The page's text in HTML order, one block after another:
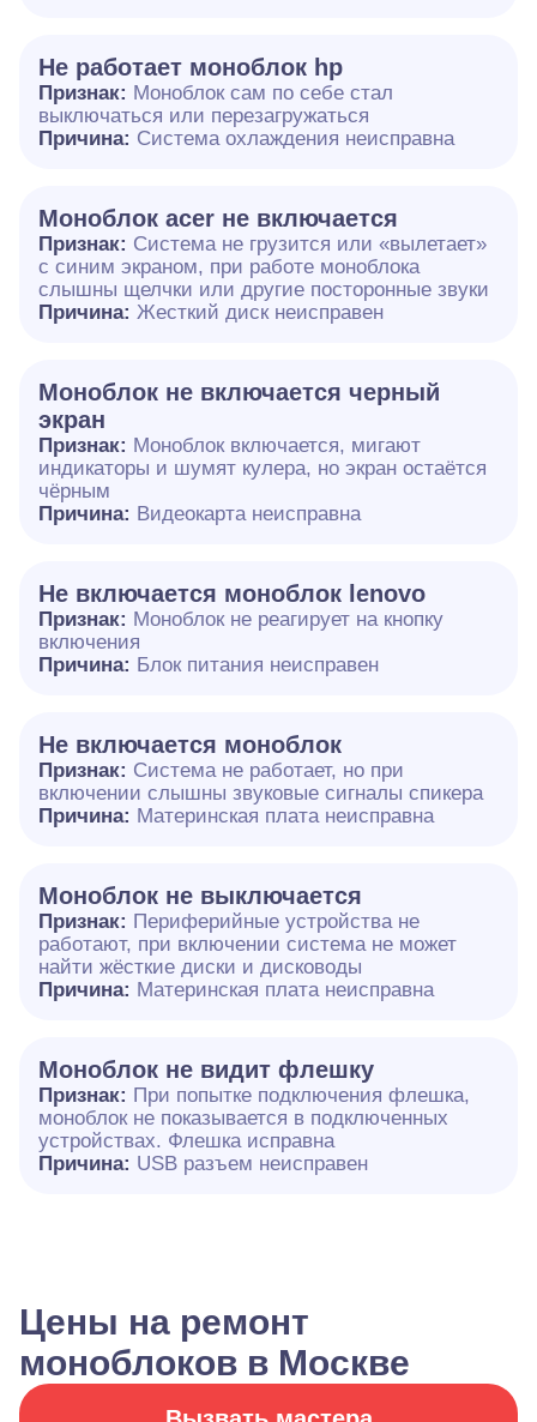
Не работает моноблок hp
Признак: Моноблок сам по себе стал
выключаться или перезагружаться
Причина: Система охлаждения неисправна
Моноблок acer не включается
Признак: Система не грузится или «вылетает»
с синим экраном, при работе моноблока
слышны щелчки или другие посторонные звуки
Причина: Жесткий диск неисправен
Моноблок не включается черный
экран
Признак: Моноблок включается, мигают
индикаторы и шумят кулера, но экран остаётся
чёрным
Причина: Видеокарта неисправна
Не включается моноблок lenovo
Признак: Моноблок не реагирует на кнопку
включения
Причина: Блок питания неисправен
Не включается моноблок
Признак: Система не работает, но при
включении слышны звуковые сигналы спикера
Причина: Материнская плата неисправна
Моноблок не выключается
Признак: Периферийные устройства не
работают, при включении система не может
найти жёсткие диски и дисководы
Причина: Материнская плата неисправна
Моноблок не видит флешку
Признак: При попытке подключения флешка,
моноблок не показывается в подключенных
устройствах. Флешка исправна
Причина: USB разъем неисправен
Цены на ремонт
моноблоков в Москве